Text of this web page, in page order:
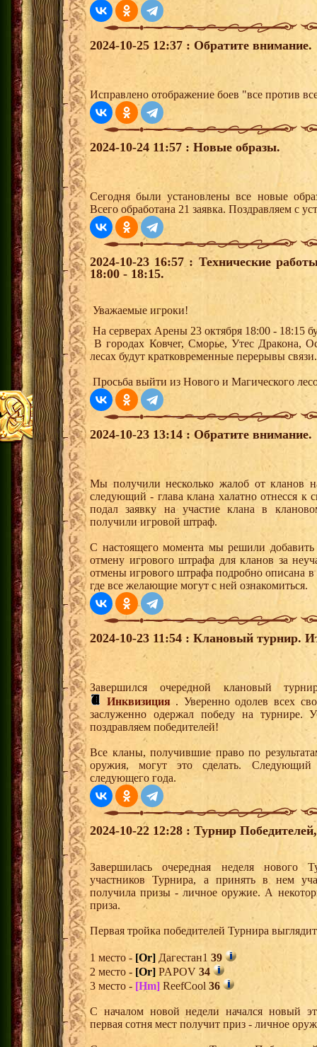
2024-10-25 12:37 : Обратите внимание.
Исправлено отображение боев "все против
2024-10-24 11:57 : Новые образы.
Сегодня были установлены все новые
Всего обработана 21 заявка. Поздравляем с
2024-10-23 16:57 : Технические
18:00 - 18:15.
Уважаемые игроки!
На серверах Арены 23 октября 18:00 - 18:15
В городах Ковчег, Сморье, Утес Дракона,
лесах будут кратковременные перерывы
Просьба выйти из Нового и Магического
2024-10-23 13:14 : Обратите внимание.
Мы получили несколько жалоб от кланов
следующий - глава клана халатно отнесся к
подал заявку на участие клана в
получили игровой штраф.
С настоящего момента мы решили добавить
отмену игрового штрафа для кланов за
отмены игрового штрафа подробно описана
где все желающие могут с ней ознакомиться.
2024-10-23 11:54 : Клановый турнир.
Завершился очередной клановый
Инквизиция. Уверенно одолев всех
заслуженно одержал победу на турнире.
поздравляем победителей!
Все кланы, получившие право по
оружия, могут это сделать.
следующего года.
2024-10-22 12:28 : Турнир
Завершилась очередная неделя нового
участников Турнира, а принять в нем
получила призы - личное оружие. А
приза.
Первая тройка победителей Турнира
1 место - [Or] Дагестан1 39
2 место - [Or] PAPOV 34
3 место - [Hm] ReefCool 36
С началом новой недели начался новый
первая сотня мест получит приз - личное